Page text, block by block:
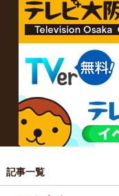
記事一覧